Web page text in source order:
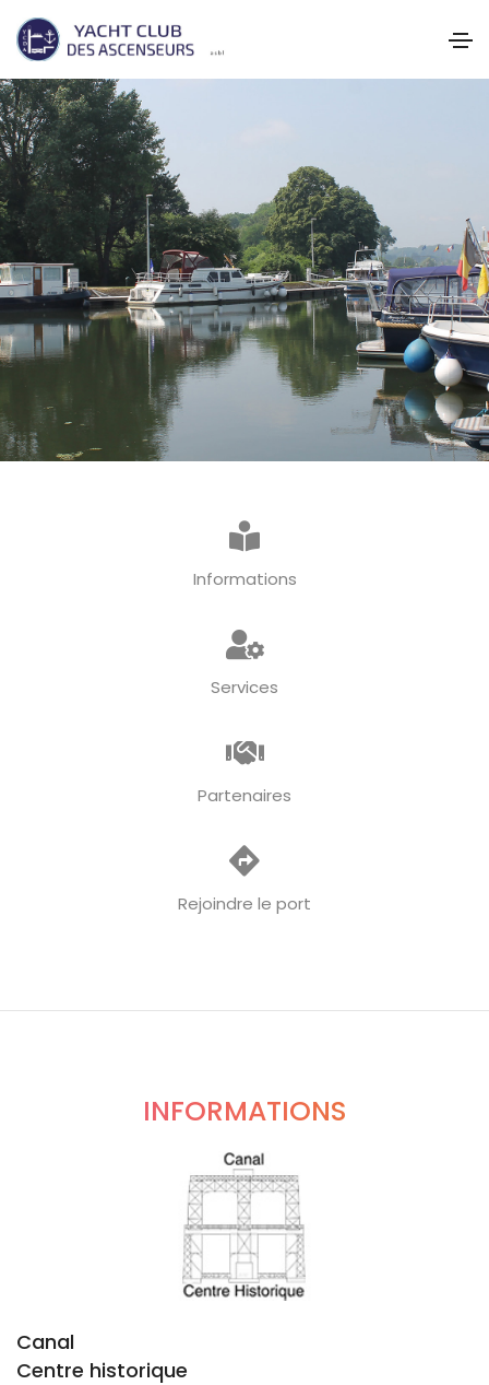
Informations
Services
Partenaires
Rejoindre le port
INFORMATIONS
Canal
Centre historique